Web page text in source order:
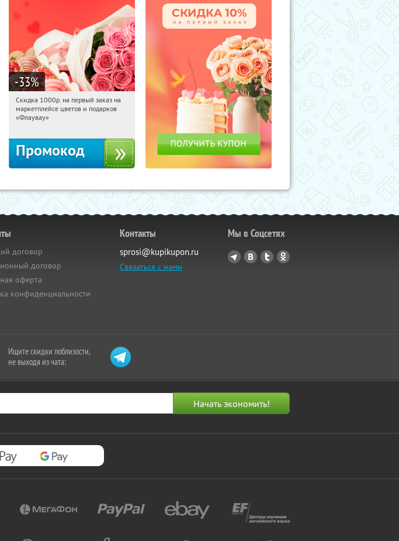
-33%
15:02:59 Получили:
Россия
Скидка 1000р. на первый заказ на
маркетплейсе цветов и подарков
«Флаувау»
Промокод
договор
договор
оферта
конфиденциальности
Контакты
sprosi@kupikupon.ru
Связаться с нами
Мы в Соцсетях
Ищите скидки поблизости,
не выходя из чата: